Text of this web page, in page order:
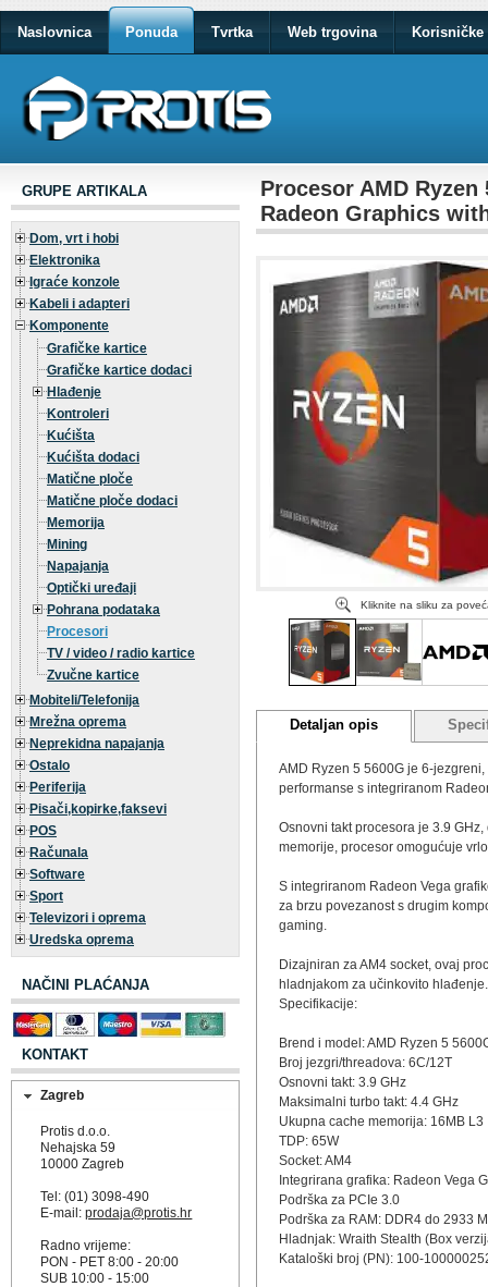
Naslovnica Ponuda Tvrtka Web trgovina Korisničke
GRUPE ARTIKALA
Dom, vrt i hobi
Elektronika
Igraće konzole
Kabeli i adapteri
Komponente
Grafičke kartice
Grafičke kartice dodaci
Hlađenje
Kontroleri
Kućišta
Kućišta dodaci
Matične ploče
Matične ploče dodaci
Memorija
Mining
Napajanja
Optički uređaji
Pohrana podataka
Procesori
TV / video / radio kartice
Zvučne kartice
Mobiteli/Telefonija
Mrežna oprema
Neprekidna napajanja
Ostalo
Periferija
Pisači,kopirke,faksevi
POS
Računala
Software
Sport
Televizori i oprema
Uredska oprema
NAČINI PLAĆANJA
KONTAKT
Zagreb
Protis d.o.o.
Nehajska 59
10000 Zagreb
Tel: (01) 3098-490
E-mail:prodaja@protis.hr
Radno vrijeme:
PON - PET 8:00 - 20:00
SUB 10:00 - 15:00
Procesor AMD Ryzen
Radeon Graphics
Kliknite na sliku za
Detaljan opis
AMD Ryzen 5 5600G je 6-
performanse s integriranom
Osnovni takt procesora je 3.9
memorije, procesor omogućuje
S integriranom Radeon Vega
za brzu povezanost s drugim
gaming.
Dizajniran za AM4 socket, ovaj
hladnjakom za učinkovito hlađenje.
Specifikacije:
Brend i model: AMD Ryzen 5
Broj jezgri/threadova: 6C/12T
Osnovni takt: 3.9 GHz
Maksimalni turbo takt: 4.4 GHz
Ukupna cache memorija: 16MB L3
TDP: 65W
Socket: AM4
Integrirana grafika: Radeon Vega
Podrška za PCIe 3.0
Podrška za RAM: DDR4 do 2933
Hladnjak: Wraith Stealth (Box
Kataloški broj (PN): 100-